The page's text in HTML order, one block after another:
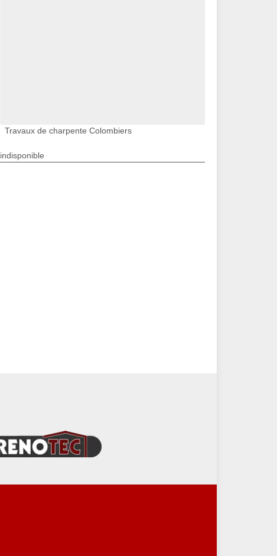
Travaux de charpente Colombiers
indisponible